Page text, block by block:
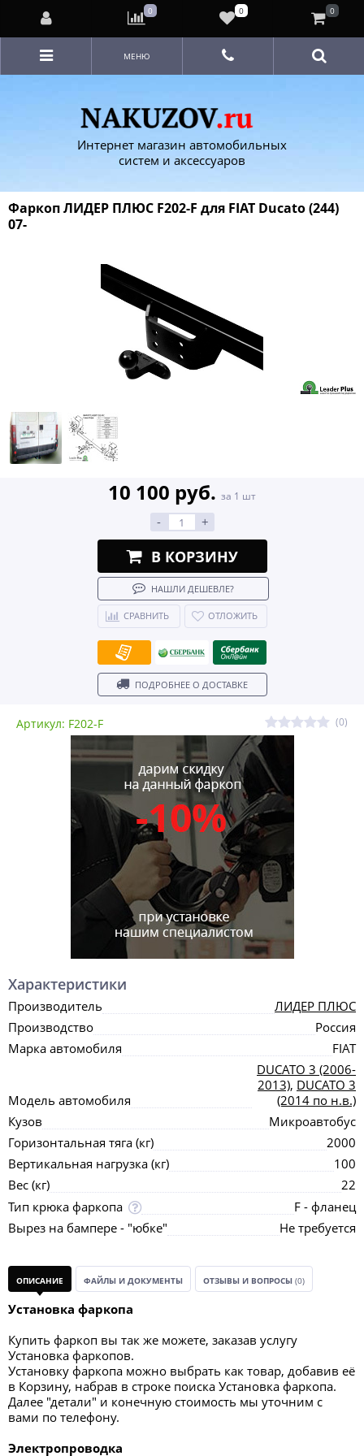
Интернет магазин автомобильных
систем и аксессуаров
МЕНЮ
Фаркоп ЛИДЕР ПЛЮС F202-F для FIAT Ducato (244)
07-
Артикул: F202-F (0)
10 100 руб. за 1 шт
- +
В КОРЗИНУ
НАШЛИ ДЕШЕВЛЕ?
СРАВНИТЬ ОТЛОЖИТЬ
ПОДРОБНЕЕ О ДОСТАВКЕ
Характеристики
Производитель
ЛИДЕР ПЛЮС
Производство
Россия
Марка автомобиля
FIAT
Модель автомобиля
DUCATO 3 (2006-
2013), DUCATO 3
(2014 по н.в.)
Кузов
Микроавтобус
Горизонтальная тяга (кг)
2000
Вертикальная нагрузка (кг)
100
Вес (кг)
22
Тип крюка фаркопа
F - фланец
Вырез на бампере - "юбке"
Не требуется
ОПИСАНИЕ ФАЙЛЫ И ДОКУМЕНТЫ ОТЗЫВЫ И ВОПРОСЫ (0)
Установка фаркопа
Купить фаркоп вы так же можете, заказав услугу
Установка фаркопов.
Установку фаркопа можно выбрать как товар, добавив её
в Корзину, набрав в строке поиска Установка фаркопа.
Далее "детали" и конечную стоимость мы уточним с
вами по телефону.
Электропроводка
0 0 0